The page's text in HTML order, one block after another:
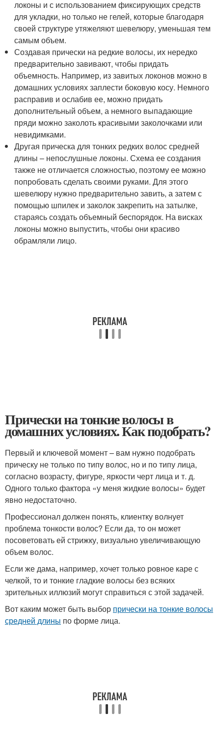
локоны и с использованием фиксирующих средств
для укладки, но только не гелей, которые благодаря
своей структуре утяжеляют шевелюру, уменьшая тем
самым объем.
Создавая прически на редкие волосы, их нередко
предварительно завивают, чтобы придать
объемность. Например, из завитых локонов можно в
домашних условиях заплести боковую косу. Немного
расправив и ослабив ее, можно придать
дополнительный объем, а немного выпадающие
пряди можно заколоть красивыми заколочками или
невидимками.
Другая прическа для тонких редких волос средней
длины – непослушные локоны. Схема ее создания
также не отличается сложностью, поэтому ее можно
попробовать сделать своими руками. Для этого
шевелюру нужно предварительно завить, а затем с
помощью шпилек и заколок закрепить на затылке,
стараясь создать объемный беспорядок. На висках
локоны можно выпустить, чтобы они красиво
обрамляли лицо.
Прически на тонкие волосы в
домашних условиях. Как подобрать?
Первый и ключевой момент – вам нужно подобрать
прическу не только по типу волос, но и по типу лица,
согласно возрасту, фигуре, яркости черт лица и т. д.
Одного только фактора «у меня жидкие волосы» будет
явно недостаточно.
Профессионал должен понять, клиентку волнует
проблема тонкости волос? Если да, то он может
посоветовать ей стрижку, визуально увеличивающую
объем волос.
Если же дама, например, хочет только ровное каре с
челкой, то и тонкие гладкие волосы без всяких
зрительных иллюзий могут справиться с этой задачей.
Вот каким может быть выбор прически на тонкие волосы
средней длины по форме лица.